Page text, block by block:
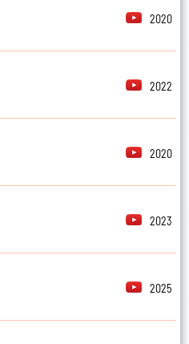
2020
2022
2020
2023
2025